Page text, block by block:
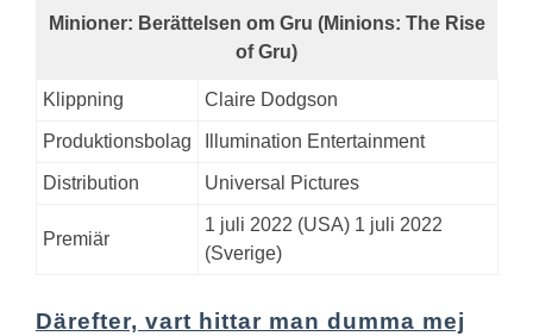
Minioner: Berättelsen om Gru (Minions: The Rise
of Gru)
Klippning Claire Dodgson
Produktionsbolag Illumination Entertainment
Distribution Universal Pictures
Premiär
1 juli 2022 (USA) 1 juli 2022
(Sverige)
Därefter, vart hittar man dumma mej